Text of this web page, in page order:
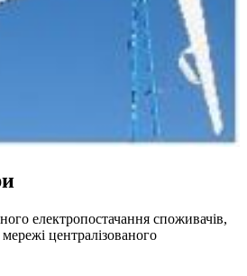
електропостачання споживачів,
централізованого